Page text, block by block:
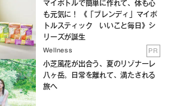
マイボトルで簡単に作れて、体も心
も元気に！ 《「ブレンディ」マイボ
トルスティック いいこと毎日》シ
リーズが誕生
Wellness PR
小芝風花が出合う、夏のリゾナーレ
八ヶ岳。日常を離れて、満たされる
旅へ